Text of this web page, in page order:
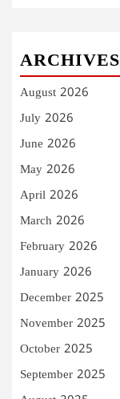
ARCHIVES
August 2026
July 2026
June 2026
May 2026
April 2026
March 2026
February 2026
January 2026
December 2025
November 2025
October 2025
September 2025